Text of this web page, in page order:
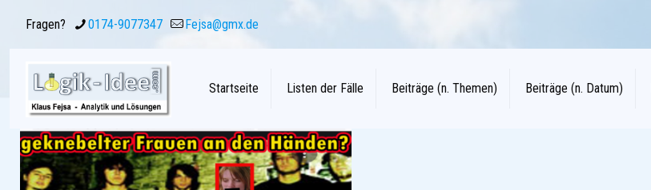
Fragen? 0174-9077347 Fejsa@gmx.de
Startseite Listen der Fälle Beiträge (n. Themen) Beiträge (n. Datum)